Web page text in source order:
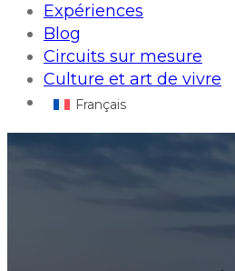
Expériences
Blog
Circuits sur mesure
Culture et art de vivre
Français